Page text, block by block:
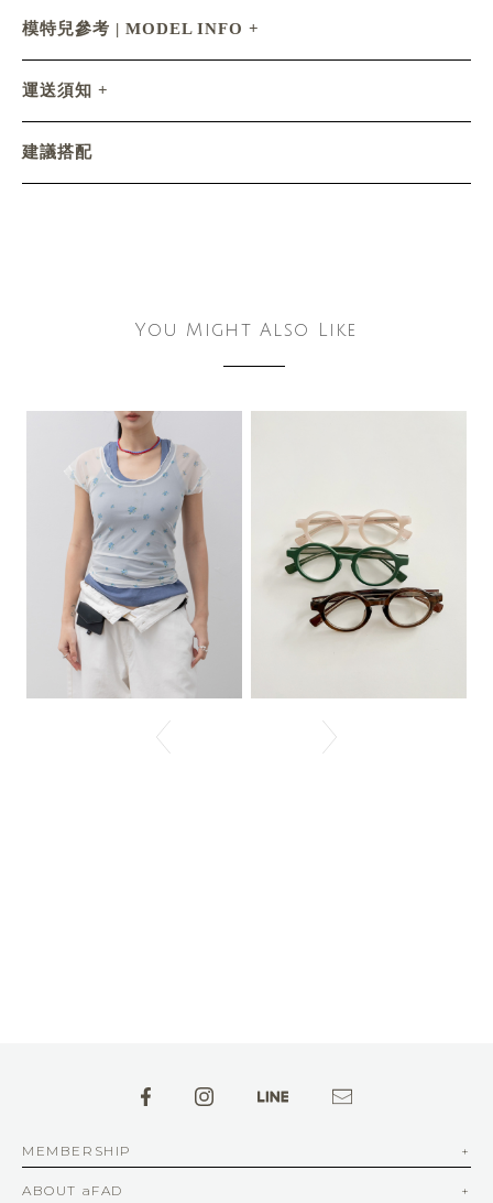
模特兒參考 | MODEL INFO
運送須知
建議搭配
You Might Also Like
MEMBERSHIP
ABOUT aFAD